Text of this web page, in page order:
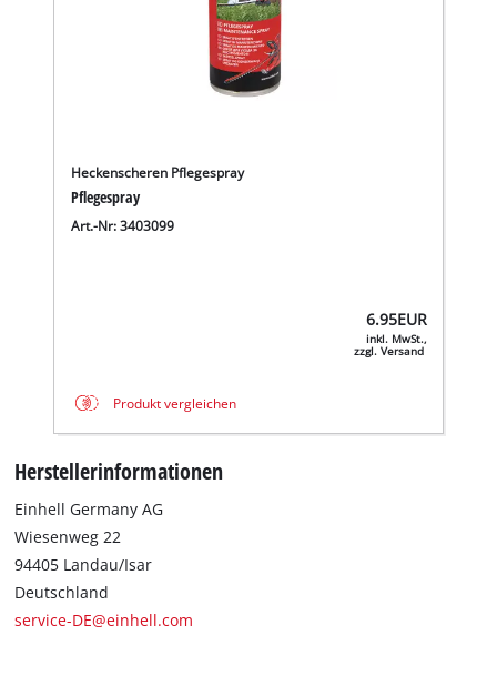
Heckenscheren Pflegespray
Pflegespray
Art.-Nr: 3403099
6.95EUR
inkl. MwSt.,
zzgl. Versand
Produkt vergleichen
Herstellerinformationen
Einhell Germany AG
Wiesenweg 22
94405 Landau/Isar
Deutschland
service-DE@einhell.com